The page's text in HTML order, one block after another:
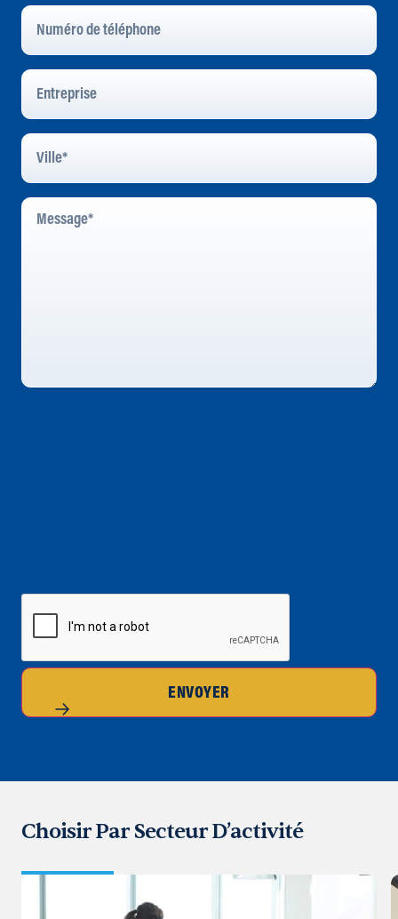
Numéro
Téléphone
Entreprise
Ville
Message
CAPTCHA
ENVOYER
Choisir Par Secteur D’activité